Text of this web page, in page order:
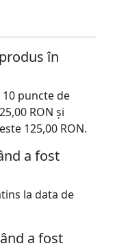
în
puncte de
RON și
125,00 RON.
a fost
la data de
a fost